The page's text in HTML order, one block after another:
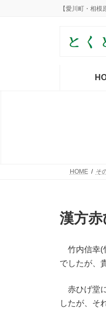
【愛川町・相
HOME そ
漢方
竹内信幸(
でしたが、
赤ひげ堂
したが、そ